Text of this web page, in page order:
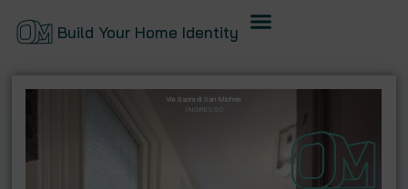
Build Your Home Identity